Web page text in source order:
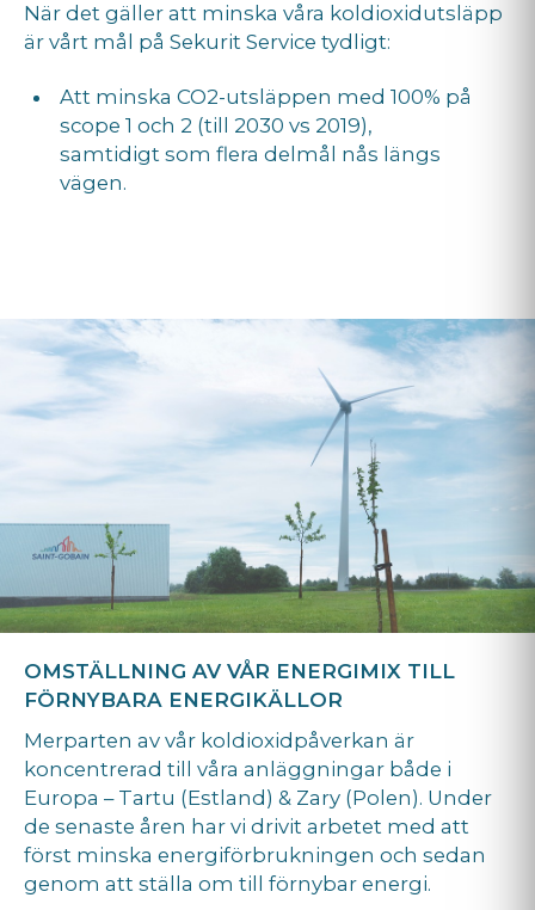
När det gäller att minska våra koldioxidutsläpp
är vårt mål på Sekurit Service tydligt:
Att minska CO2-utsläppen med 100% på
scope 1 och 2 (till 2030 vs 2019),
samtidigt som flera delmål nås längs
vägen.
OMSTÄLLNING AV VÅR ENERGIMIX TILL
FÖRNYBARA ENERGIKÄLLOR
Merparten av vår koldioxidpåverkan är
koncentrerad till våra anläggningar både i
Europa – Tartu (Estland) & Zary (Polen). Under
de senaste åren har vi drivit arbetet med att
först minska energiförbrukningen och sedan
genom att ställa om till förnybar energi.